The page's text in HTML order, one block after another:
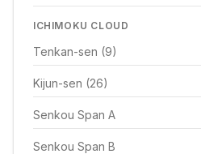
ICHIMOKU CLOUD
Tenkan-sen (9)
Kijun-sen (26)
Senkou Span A
Senkou Span B